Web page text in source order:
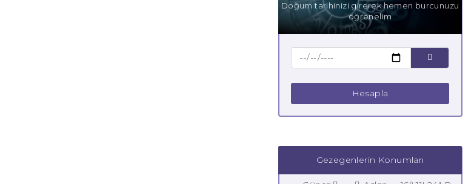
Doğum tarihinizi girerek hemen burcunuzu
öğrenelim
Hesapla
Gezegenlerin Konumları